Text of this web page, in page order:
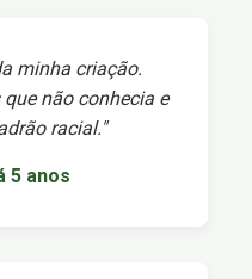
minha criação.
não conhecia e
racial."
5 anos